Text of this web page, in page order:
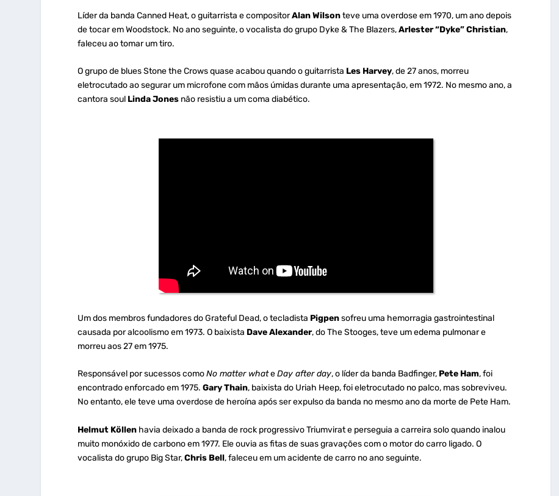
Líder da banda Canned Heat, o guitarrista e compositorAlan Wilsonteve uma overdose em 1970, um ano depois
de tocar em Woodstock. No ano seguinte, o vocalista do grupo Dyke & The Blazers,Arlester “Dyke” Christian,
faleceu ao tomar um tiro.
O grupo de blues Stone the Crows quase acabou quando o guitarrista Les Harvey, de 27 anos, morreu
eletrocutado ao segurar um microfone com mãos úmidas durante uma apresentação, em 1972. No mesmo ano, a
cantora soul Linda Jones não resistiu a um coma diabético.
Um dos membros fundadores do Grateful Dead, o tecladista Pigpensofreu uma hemorragia gastrointestinal
causada por alcoolismo em 1973. O baixista Dave Alexander, do The Stooges, teve um edema pulmonar e
morreu aos 27 em 1975.
Responsável por sucessos comoNo matter whateDay after day, o líder da banda Badfinger, Pete Ham, foi
encontrado enforcado em 1975.Gary Thain, baixista do Uriah Heep, foi eletrocutado no palco, mas sobreviveu.
No entanto, ele teve uma overdose de heroína após ser expulso da banda no mesmo ano da morte de Pete Ham.
Helmut Köllen havia deixado a banda de rock progressivo Triumvirat e perseguia a carreira solo quando inalou
muito monóxido de carbono em 1977. Ele ouvia as fitas de suas gravações com o motor do carro ligado. O
vocalista do grupo Big Star,Chris Bell, faleceu em um acidente de carro no ano seguinte.